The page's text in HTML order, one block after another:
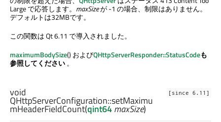
Large で応答します。 maxSizeが -1 の場合、制限はありません。
デフォルトは32MBです。
この関数は Qt 6.11 で導入されました。
maximumBodySize() およびQHttpServerResponder::StatusCodeも
参照してください。
[since 6.11]
void
QHttpServerConfiguration::setMaximu
mHeaderFieldCount(qint64maxSize)